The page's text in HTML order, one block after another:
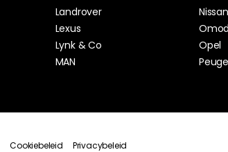
Landrover
Lexus
Lynk & Co
MAN
Nissan
Opel
Cookiebeleid Privacybeleid